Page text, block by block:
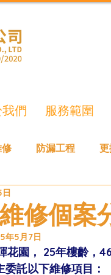
們 服務範圍
防漏工程
修個案
年5月7日
花園， 25年樓齡，
委託以下維修項目：